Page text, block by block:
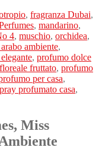
, fragranza Dubai,
, mandarino,
4, muschio, orchidea,
ambiente,
, profumo dolce
fruttato, profumo
per casa,
profumato casa,
Miss